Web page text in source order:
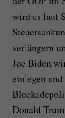
wird es laut
verlängern
Joe Biden
einlegen
Donald